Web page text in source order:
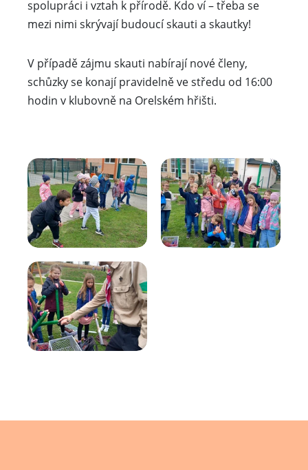
spolupráci i vztah k přírodě. Kdo ví – třeba se
mezi nimi skrývají budoucí skauti a skautky!
V případě zájmu skauti nabírají nové členy,
schůzky se konají pravidelně ve středu od 16:00
hodin v klubovně na Orelském hřišti.